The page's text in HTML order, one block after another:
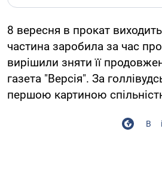
8 вересня в прокат
частина заробила за час
вирішили зняти її
газета "Версія". За
першою картиною